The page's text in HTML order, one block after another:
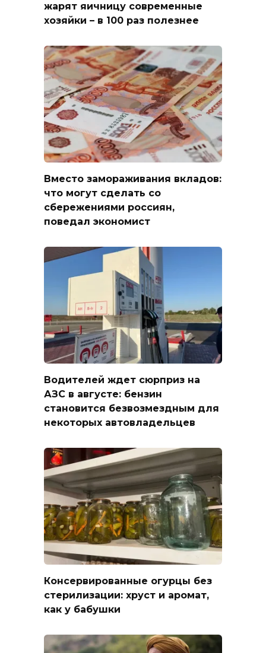
жарят яичницу современные
хозяйки – в 100 раз полезнее
Вместо замораживания вкладов:
что могут сделать со
сбережениями россиян,
поведал экономист
Водителей ждет сюрприз на
АЗС в августе: бензин
становится безвозмездным для
некоторых автовладельцев
Консервированные огурцы без
стерилизации: хруст и аромат,
как у бабушки